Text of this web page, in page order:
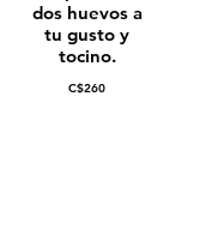
dos huevos a
tu gusto y
tocino.
C$260